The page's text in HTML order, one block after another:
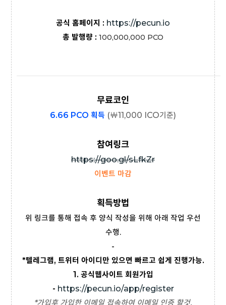
공식 홈페이지 : https://pecun.io
총 발행량 : 100,000,000 PCO
무료코인
6.66 PCO 획득 (￦11,000 ICO기준)
참여링크
https://goo.gl/sLfkZr
이벤트 마감
획득방법
위 링크를 통해 접속 후 양식 작성을 위해 아래 작업 우선
수행.
-
*텔레그램, 트위터 아이디만 있으면 빠르고 쉽게 진행가능.
1. 공식웹사이트 회원가입
- https://pecun.io/app/register
*가입후 가입한 이메일 접속하여 이메일 인증 할것.